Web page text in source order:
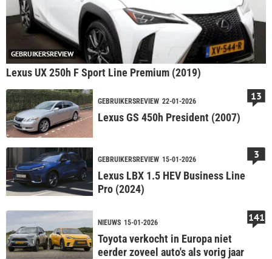
GEBRUIKERSREVIEW
Lexus UX 250h F Sport Line Premium (2019)
GEBRUIKERSREVIEW 22-01-2026
Lexus GS 450h President (2007)
13
GEBRUIKERSREVIEW 15-01-2026
Lexus LBX 1.5 HEV Business Line
Pro (2024)
3
NIEUWS 15-01-2026
Toyota verkocht in Europa niet
eerder zoveel auto's als vorig jaar
141